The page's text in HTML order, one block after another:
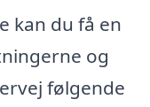
kan du få en
og
følgende